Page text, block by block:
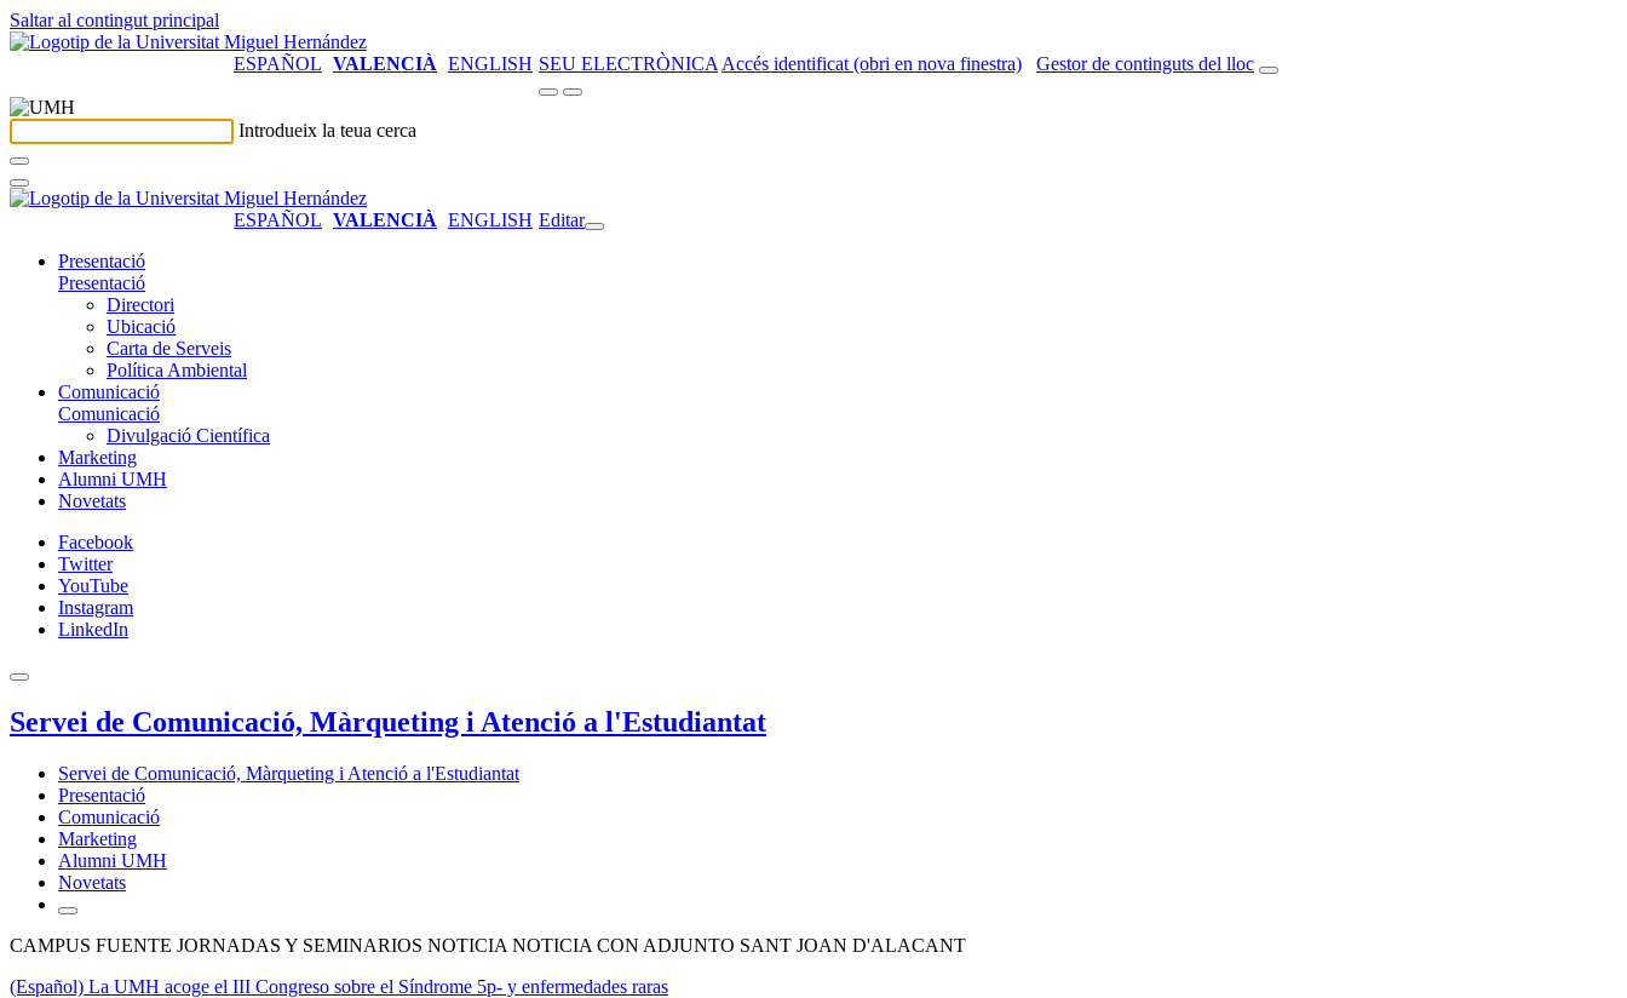
Saltar al contingut principal
ESPAÑOL VALENCIÀ ENGLISH SEU ELECTRÒNICA Accés identificat (obri en nova finestra) Gestor de continguts del lloc
Introdueix la teua cerca
ESPAÑOL VALENCIÀ ENGLISH Editar
Presentació
Presentació
Directori
Ubicació
Carta de Serveis
Política Ambiental
Comunicació
Comunicació
Divulgació Científica
Marketing
Alumni UMH
Novetats
Facebook
Twitter
YouTube
Instagram
LinkedIn
Servei de Comunicació, Màrqueting i Atenció a l'Estudiantat
Servei de Comunicació, Màrqueting i Atenció a l'Estudiantat
Presentació
Comunicació
Marketing
Alumni UMH
Novetats
CAMPUS FUENTE JORNADAS Y SEMINARIOS NOTICIA NOTICIA CON ADJUNTO SANT JOAN D'ALACANT
(Español) La UMH acoge el III Congreso sobre el Síndrome 5p- y enfermedades raras